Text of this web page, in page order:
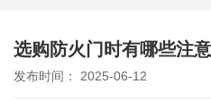
选购防火门时有哪些注
发布时间： 2025-06-12